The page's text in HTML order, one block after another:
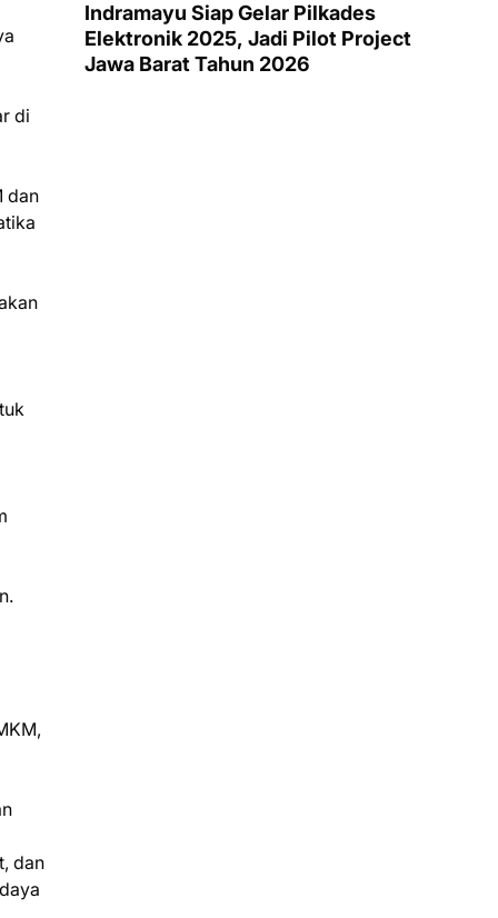
di
dan
dan
Indramayu Siap Gelar Pilkades
Elektronik 2025, Jadi Pilot Project
Jawa Barat Tahun 2026